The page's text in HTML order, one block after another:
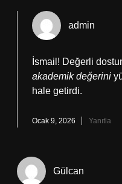
admin
İsmail! Değerli
akademik değerini
hale getirdi.
Ocak 9, 2026 Yanıtla
Gülcan